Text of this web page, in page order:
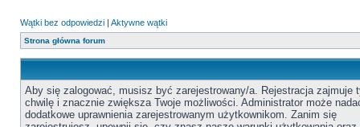
Wątki bez odpowiedzi | Aktywne wątki
Strona główna forum
Aby się zalogować, musisz być zarejestrowany/a. Rejestracja zajmuje
chwilę i znacznie zwiększa Twoje możliwości. Administrator może
dodatkowe uprawnienia zarejestrowanym użytkownikom. Zanim się